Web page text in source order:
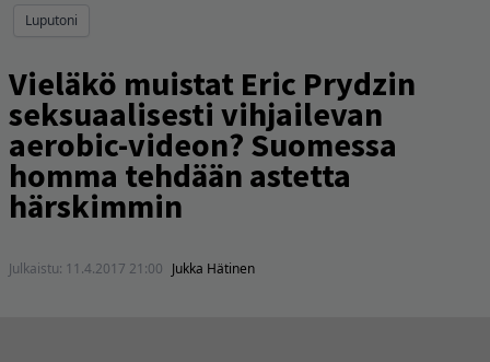
Luputoni
Vieläkö muistat Eric Prydzin
seksuaalisesti vihjailevan
aerobic-videon? Suomessa
homma tehdään astetta
härskimmin
Julkaistu: 11.4.2017 21:00 Jukka Hätinen